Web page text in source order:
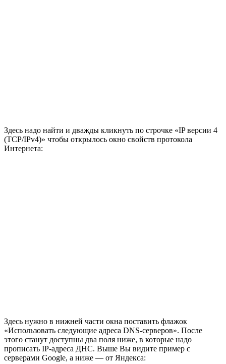
Здесь надо найти и дважды кликнуть по строчке «IP версии 4
(TCP/IPv4)» чтобы открылось окно свойств протокола
Интернета:
Здесь нужно в нижней части окна поставить флажок
«Использовать следующие адреса DNS-серверов». После
этого станут доступны два поля ниже, в которые надо
прописать IP-адреса ДНС. Выше Вы видите пример с
серверами Google, а ниже — от Яндекса: